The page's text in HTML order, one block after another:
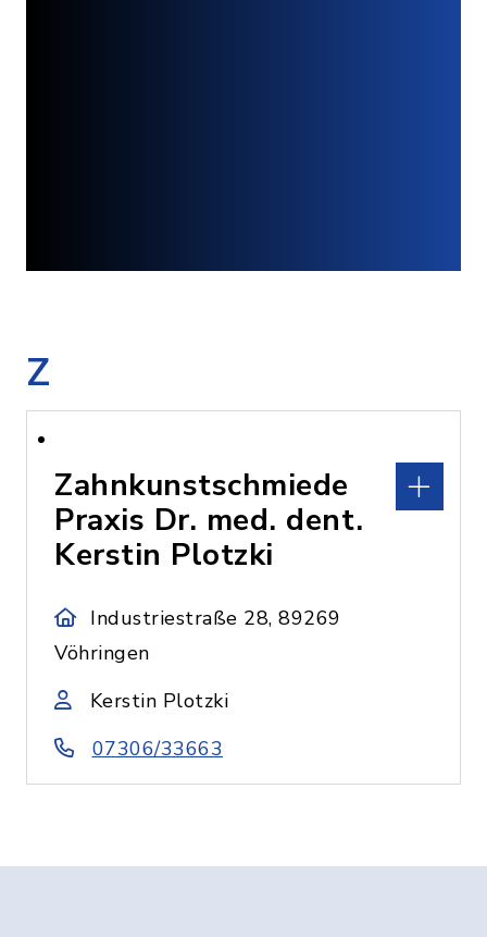
Z
Zahnkunstschmiede
Praxis Dr. med. dent.
Kerstin Plotzki
Industriestraße 28, 89269
Vöhringen
Kerstin Plotzki
07306/33663